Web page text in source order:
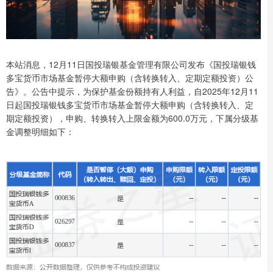
本站消息，12月11日国投瑞银基金管理有限公司发布《国投瑞银钱
多宝货币市场基金暂停大额申购（含转换转入、定期定额投资）公
告》。公告中提示，为保护基金份额持有人利益，自2025年12月11
日起国投瑞银钱多宝货币市场基金暂停大额申购（含转换转入、定
期定额投资），申购、转换转入上限金额为600.0万元，下属分级基
金调整明细如下：